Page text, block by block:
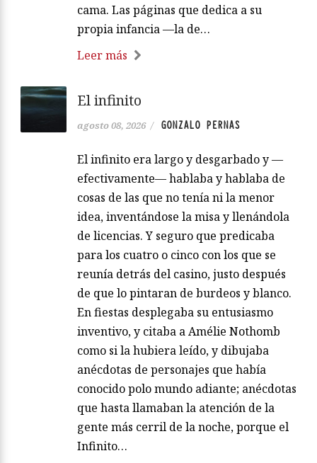
cama. Las páginas que dedica a su
propia infancia —la de…
Leer más
El infinito
agosto 08, 2026 / GONZALO PERNAS
El infinito era largo y desgarbado y —
efectivamente— hablaba y hablaba de
cosas de las que no tenía ni la menor
idea, inventándose la misa y llenándola
de licencias. Y seguro que predicaba
para los cuatro o cinco con los que se
reunía detrás del casino, justo después
de que lo pintaran de burdeos y blanco.
En fiestas desplegaba su entusiasmo
inventivo, y citaba a Amélie Nothomb
como si la hubiera leído, y dibujaba
anécdotas de personajes que había
conocido polo mundo adiante; anécdotas
que hasta llamaban la atención de la
gente más cerril de la noche, porque el
Infinito…